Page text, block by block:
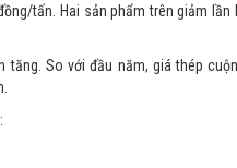
tấn. Hai sản phẩm trên giảm
So với đầu năm, giá thép